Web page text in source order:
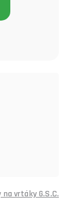
na vrtáky G.S.C.